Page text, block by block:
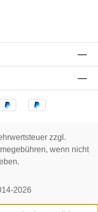
zzgl.
wenn nicht
2026